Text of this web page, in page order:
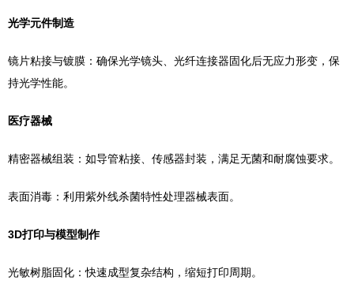
‌光学元件制造‌
‌镜片粘接与镀膜‌：确保光学镜头、光纤连接器固化后无应力形变，保
持光学性能。
医疗器械‌
‌精密器械组装‌：如导管粘接、传感器封装，满足无菌和耐腐蚀要求。
‌表面消毒‌：利用紫外线杀菌特性处理器械表面。
‌3D打印与模型制作‌
‌光敏树脂固化‌：快速成型复杂结构，缩短打印周期。